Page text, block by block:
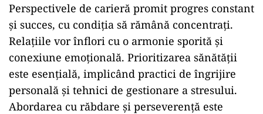
Perspectivele de carieră promit progres constant
și succes, cu condiția să rămână concentrați.
Relațiile vor înflori cu o armonie sporită și
conexiune emoțională. Prioritizarea sănătății
este esențială, implicând practici de îngrijire
personală și tehnici de gestionare a stresului.
Abordarea cu răbdare și perseverență este